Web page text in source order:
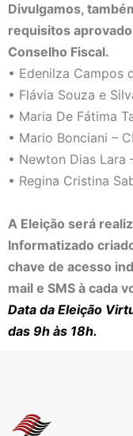
Divulgamos,
requisitos
Conselho Fiscal.
• Edenilza Campos
• Flávia Souza e
• Maria De Fátima
• Mario Bonciani –
• Newton Dias Lara
• Regina Cristina
A Eleição será
Informatizado
chave de acesso
mail e SMS à cada
Data da Eleição
das 9h às 18h.